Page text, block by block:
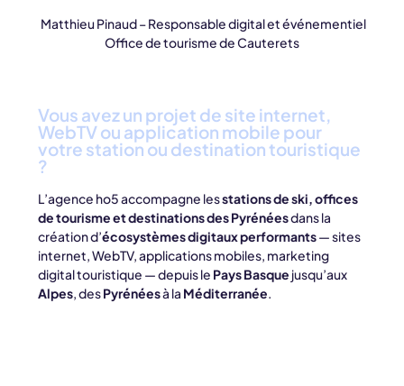
Matthieu Pinaud – Responsable digital et événementiel
Office de tourisme de Cauterets
Vous avez un projet de site internet,
WebTV ou application mobile pour
votre station ou destination touristique
?
L’agence ho5 accompagne lesstations de ski, offices
de tourisme et destinations des Pyrénéesdans la
création d’écosystèmes digitaux performants— sites
internet, WebTV, applications mobiles, marketing
digital touristique — depuis le Pays Basque jusqu’aux
Alpes, desPyrénéesà la Méditerranée.